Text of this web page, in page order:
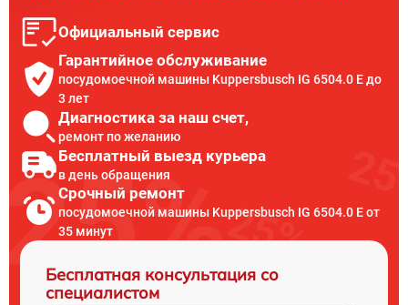
Официальный сервис
Гарантийное обслуживание
посудомоечной машины Kuppersbusch IG 6504.0 E до
3 лет
Диагностика за наш счет,
ремонт по желанию
Бесплатный выезд курьера
в день обращения
Срочный ремонт
посудомоечной машины Kuppersbusch IG 6504.0 E от
35 минут
Бесплатная консультация со
специалистом